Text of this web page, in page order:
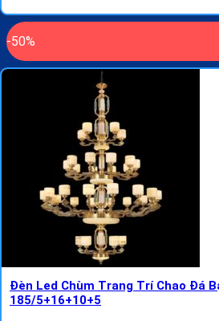
-50%
Đèn Led Chùm Trang Trí Chao Đá
185/5+16+10+5